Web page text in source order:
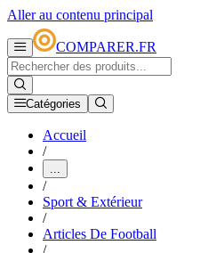
Aller au contenu principal
COMPARER.FR
Catégories
Accueil
/
...
/
Sport & Extérieur
/
Articles De Football